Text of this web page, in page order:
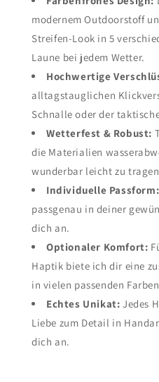
modernem Outdoorstoff
Streifen-Look in 5
Laune bei jedem Wetter.
Hochwertige
alltagstauglichen
Schnalle oder der
Wetterfest & Robust:
die Materialien
wunderbar leicht zu
Individuelle Passform:
passgenau in deiner
dich an.
Optionaler Komfort:
Haptik biete ich dir eine
in vielen passenden
Echtes Unikat: Jedes
Liebe zum Detail in
dich an.